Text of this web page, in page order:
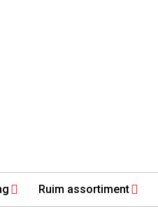
Ruim assortiment